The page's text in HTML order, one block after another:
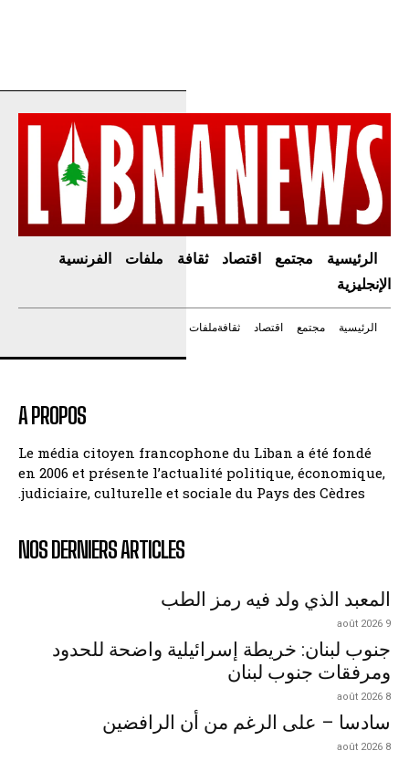
الرئيسية مجتمع اقتصاد ثقافة ملفات
الفرنسية
الإنجليزية
الرئيسية مجتمع اقتصاد ثقافةملفات
A PROPOS
Le média citoyen francophone du Liban a été fondé
en 2006 et présente l’actualité politique, économique,
judiciaire, culturelle et sociale du Pays des Cèdres.
NOS DERNIERS ARTICLES
المعبد الذي ولد فيه رمز الطب
9 août 2026
جنوب لبنان: خريطة إسرائيلية واضحة للحدود
ومرفقات جنوب لبنان
8 août 2026
سادسا – على الرغم من أن الرافضين
8 août 2026